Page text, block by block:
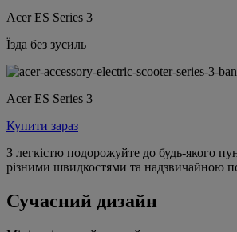
Acer ES Series 3
Їзда без зусиль
Acer ES Series 3
Купити зараз
З легкістю подорожуйте до будь-якого
різними швидкостями та надзвичайною
Сучасний дизайн